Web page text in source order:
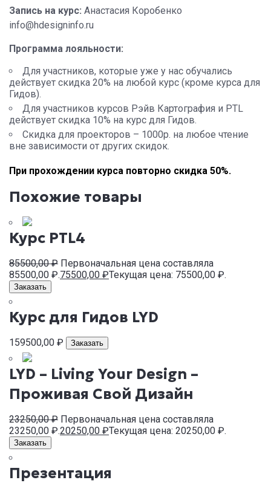
Запись на курс: Анастасия Коробенко
info@hdesigninfo.ru
Программа лояльности:
Для участников, которые уже у нас обучались
действует скидка 20% на любой курс (кроме курса для
Гидов).
Для участников курсов Рэйв Картография и PTL
действует скидка 10% на курс для Гидов.
Скидка для проекторов – 1000р. на любое чтение
вне зависимости от других скидок.
При прохождении курса повторно скидка 50%.
Похожие товары
Курс PTL4
85500,00₽ Первоначальная цена составляла
85500,00 ₽.75500,00 ₽Текущая цена: 75500,00 ₽.
Заказать
Курс для Гидов LYD
159500,00 ₽ Заказать
LYD – Living Your Design –
Проживая Свой Дизайн
23250,00₽ Первоначальная цена составляла
23250,00 ₽.20250,00 ₽Текущая цена: 20250,00 ₽.
Заказать
Презентация